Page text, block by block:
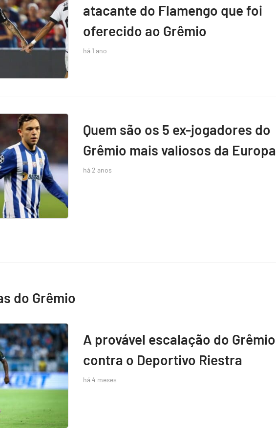
atacante do Flamengo que foi
oferecido ao Grêmio
há 1 ano
Quem são os 5 ex-jogadores do
Grêmio mais valiosos da Europa
há 2 anos
do Grêmio
A provável escalação do Grêmio
contra o Deportivo Riestra
há 4 meses